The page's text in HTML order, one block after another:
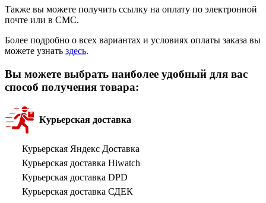
Также вы можете получить ссылку на оплату по электронной
почте или в СМС.
Более подробно о всех вариантах и условиях оплаты заказа вы
можете узнать здесь.
Вы можете выбрать наиболее удобный для вас
способ получения товара:
Курьерская доставка
Курьерская Яндекс Доставка
Курьерская доставка Hiwatch
Курьерская доставка DPD
Курьерская доставка СДЕК